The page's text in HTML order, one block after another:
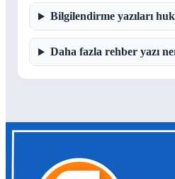
Bilgilendirme yazıları
Daha fazla rehber yazı